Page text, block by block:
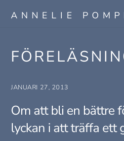
ANNELIE
JANUARI 27, 2013
Om att bli en bättre
lyckan i att träffa ett